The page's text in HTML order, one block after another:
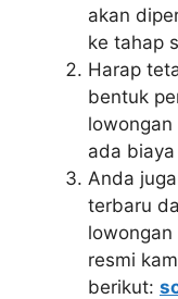
akan
ke tahap
Harap
bentuk
ada
Anda
terbaru
lowongan
resmi
berikut: